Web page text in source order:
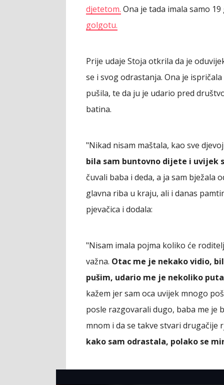
djetetom. Ona je tada imala samo 19
golgotu.
Prije udaje Stoja otkrila da je
se i svog odrastanja. Ona je
pušila, te da ju je udario pred
batina.
"Nikad nisam maštala, kao sve
bila sam buntovno dijete i uvijek
čuvali baba i deda, a ja sam bježala
glavna riba u kraju, ali i danas
pjevačica i dodala:
"Nisam imala pojma koliko će
važna. Otac me je nekako vidio,
pušim, udario me je nekoliko
kažem jer sam oca uvijek mnogo
posle razgovarali dugo, baba me je
mnom i da se takve stvari drugačije
kako sam odrastala, polako se